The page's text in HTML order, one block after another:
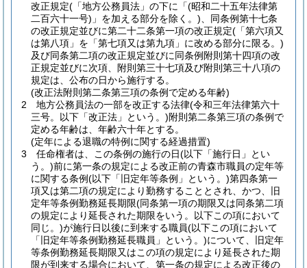
改正規定(「地方公務員法」の下に「(昭和二十五年法律第
二百六十一号) 」を加える部分を除く。) 、同条例第十七条
の改正規定並びに第二十二条第一項の改正規定(「第六項又
は第八項」を「第七項又は第九項」に改める部分に限る。)
及び同条第二項の改正規定並びに同条例附則第十四項の改
正規定並びに次項、附則第三十七項及び附則第三十八項の
規定は、公布の日から施行する。
(改正法附則第二条第三項の条例で定める年齢)
2
地方公務員法の一部を改正する法律(令和三年法律第六十
三号。以下「改正法」という。)附則第二条第三項の条例で
定める年齢は、年齢六十年とする。
(定年による退職の特例に関する経過措置)
3
任命権者は、この条例の施行の日(以下「施行日」とい
う。)前に第一条の規定による改正前の青森市職員の定年等
に関する条例(以下「旧定年等条例」という。)第四条第一
項又は第二項の規定により勤務することとされ、かつ、旧
定年等条例勤務延長期限(同条第一項の期限又は同条第二項
の規定により延長された期限をいう。以下この項において
同じ。)が施行日以後に到来する職員(以下この項において
「旧定年等条例勤務延長職員」という。)について、旧定年
等条例勤務延長期限又はこの項の規定により延長された期
限が到来する場合において、第一条の規定による改正後の